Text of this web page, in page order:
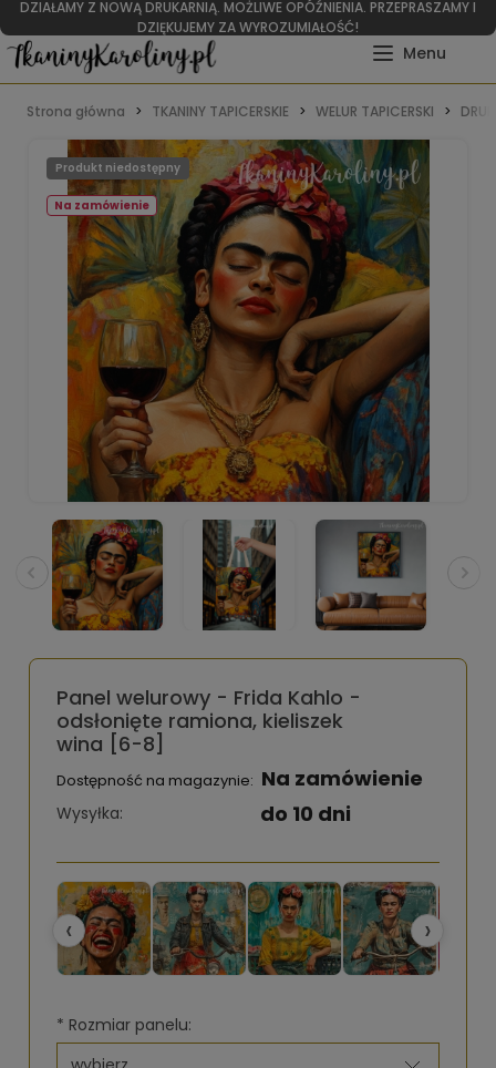
DZIAŁAMY Z NOWĄ DRUKARNIĄ. MOŻLIWE OPÓŹNIENIA. PRZEPRASZAMY I
DZIĘKUJEMY ZA WYROZUMIAŁOŚĆ!
Strona główna TKANINY TAPICERSKIE WELUR TAPICERSKI
Na zamówienie
Produkt niedostępny
Panel welurowy - Frida Kahlo -
odsłonięte ramiona, kieliszek
wina [6-8]
Dostępność na magazynie: Na zamówienie
Wysyłka: do 10 dni
‹ ›
* Rozmiar panelu: